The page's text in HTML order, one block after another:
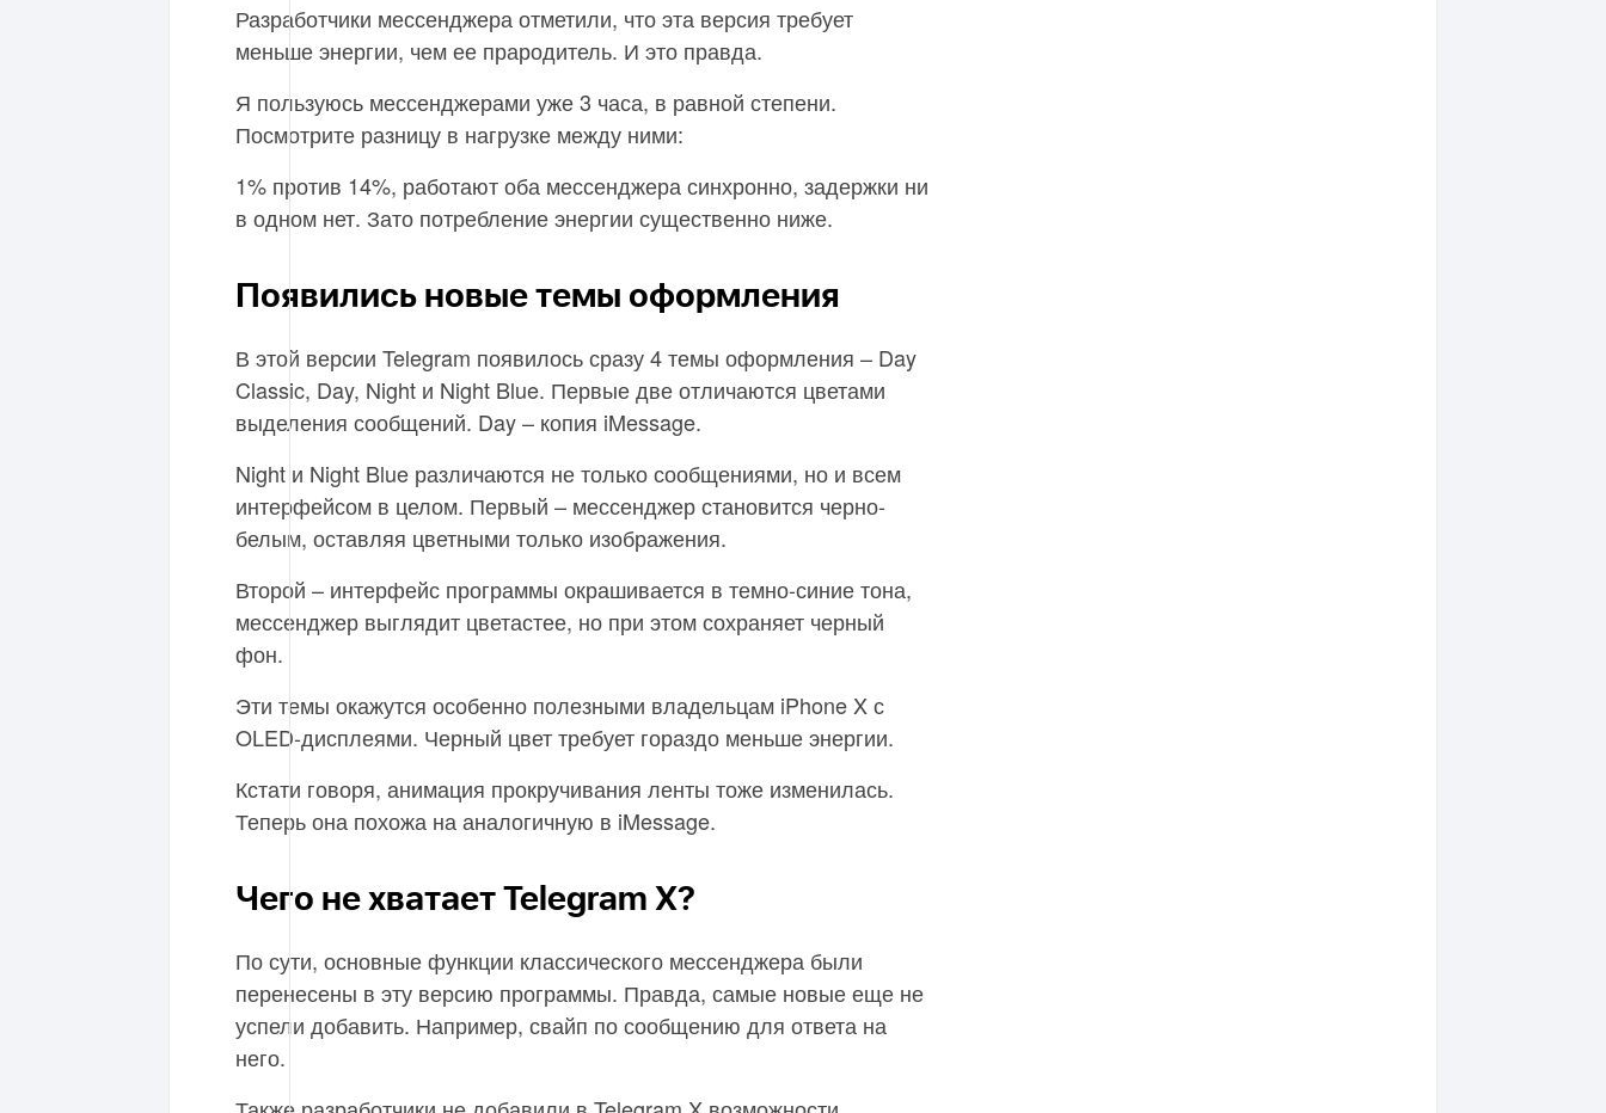
Разработчики мессенджера отметили, что эта версия требует
меньше энергии, чем ее прародитель. И это правда.
Я пользуюсь мессенджерами уже 3 часа, в равной степени.
Посмотрите разницу в нагрузке между ними:
1% против 14%, работают оба мессенджера синхронно, задержки ни
в одном нет. Зато потребление энергии существенно ниже.
Появились новые темы оформления
В этой версии Telegram появилось сразу 4 темы оформления – Day
Classic, Day, Night и Night Blue. Первые две отличаются цветами
выделения сообщений. Day – копия iMessage.
Night и Night Blue различаются не только сообщениями, но и всем
интерфейсом в целом. Первый – мессенджер становится черно-
белым, оставляя цветными только изображения.
Второй – интерфейс программы окрашивается в темно-синие тона,
мессенджер выглядит цветастее, но при этом сохраняет черный
фон.
Эти темы окажутся особенно полезными владельцам iPhone X с
OLED-дисплеями. Черный цвет требует гораздо меньше энергии.
Кстати говоря, анимация прокручивания ленты тоже изменилась.
Теперь она похожа на аналогичную в iMessage.
Чего не хватает Telegram X?
По сути, основные функции классического мессенджера были
перенесены в эту версию программы. Правда, самые новые еще не
успели добавить. Например, свайп по сообщению для ответа на
него.